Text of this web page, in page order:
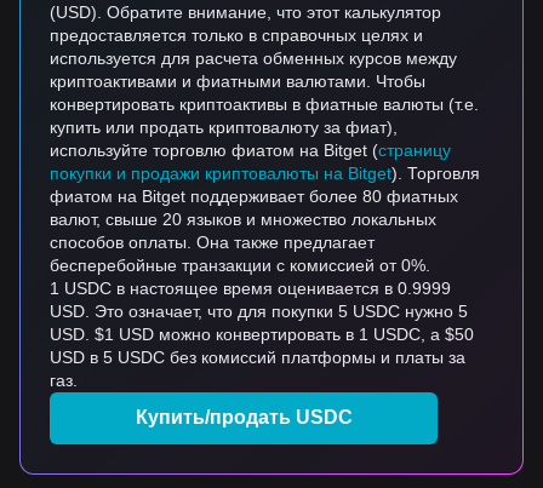
(USD). Обратите внимание, что этот калькулятор
предоставляется только в справочных целях и
используется для расчета обменных курсов между
криптоактивами и фиатными валютами. Чтобы
конвертировать криптоактивы в фиатные валюты (т.е.
купить или продать криптовалюту за фиат),
используйте торговлю фиатом на Bitget (страницу
покупки и продажи криптовалюты на Bitget). Торговля
фиатом на Bitget поддерживает более 80 фиатных
валют, свыше 20 языков и множество локальных
способов оплаты. Она также предлагает
бесперебойные транзакции с комиссией от 0%.
1 USDC в настоящее время оценивается в 0.9999
USD. Это означает, что для покупки 5 USDC нужно 5
USD. $1 USD можно конвертировать в 1 USDC, а $50
USD в 5 USDC без комиссий платформы и платы за
газ.
Купить/продать USDC